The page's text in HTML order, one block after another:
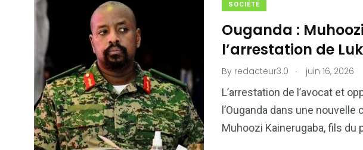
SOCIÉTÉ
Ouganda :
l’arrestation de
By redacteur3.0 . juin 16, 2026
L’arrestation de l’avocat et
l’Ouganda dans une
Muhoozi Kainerugaba, fils
6
Culture
1
International